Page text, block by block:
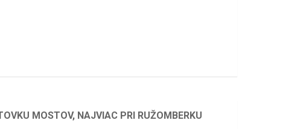
MOSTOV, NAJVIAC PRI RUŽOMBERKU